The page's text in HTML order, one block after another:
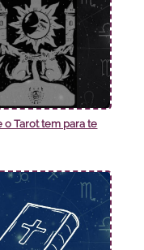
o Tarot tem para te